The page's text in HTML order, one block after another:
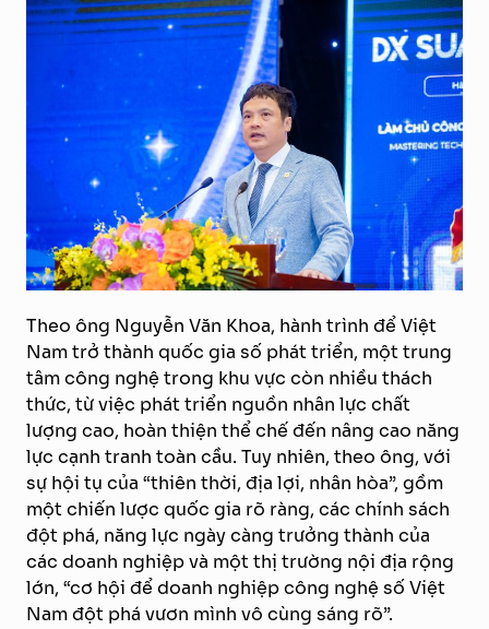
Theo ông Nguyễn Văn Khoa, hành trình để Việt
Nam trở thành quốc gia số phát triển, một trung
tâm công nghệ trong khu vực còn nhiều thách
thức, từ việc phát triển nguồn nhân lực chất
lượng cao, hoàn thiện thể chế đến nâng cao năng
lực cạnh tranh toàn cầu. Tuy nhiên, theo ông, với
sự hội tụ của “thiên thời, địa lợi, nhân hòa”, gồm
một chiến lược quốc gia rõ ràng, các chính sách
đột phá, năng lực ngày càng trưởng thành của
các doanh nghiệp và một thị trường nội địa rộng
lớn, “cơ hội để doanh nghiệp công nghệ số Việt
Nam đột phá vươn mình vô cùng sáng rõ”.